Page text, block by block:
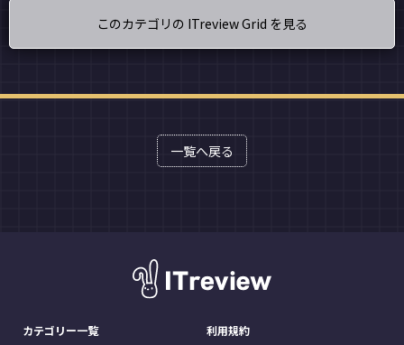
このカテゴリの ITreview Grid を見る
一覧へ戻る
カテゴリー一覧 利用規約